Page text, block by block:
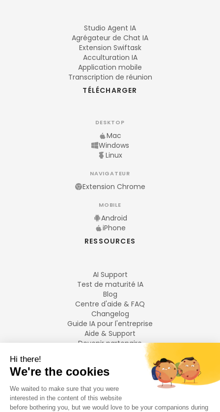
Studio Agent IA
Agrégateur de Chat IA
Extension Swiftask
Acculturation IA
Application mobile
Transcription de réunion
TÉLÉCHARGER
DESKTOP
Mac
Windows
Linux
NAVIGATEUR
Extension Chrome
MOBILE
Android
iPhone
RESSOURCES
AI Support
Test de maturité IA
Blog
Centre d'aide & FAQ
Changelog
Guide IA pour l'entreprise
Aide & Support
Devenir partenaire
LANGUES
Français
English